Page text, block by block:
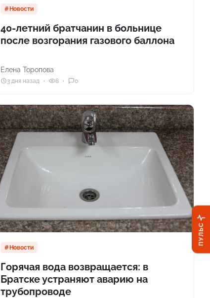
Новости
40-летний братчанин в больнице
после возгорания газового баллона
Елена Торопова
3 дня назад 8 0
Новости
Горячая вода возвращается: в
Братске устраняют аварию на
трубопроводе
ПУЛЬС